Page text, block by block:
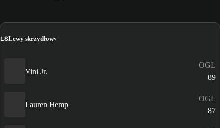
LSLewy skrzydłowy
Vini Jr.
OGL
89
Lauren Hemp
OGL
87